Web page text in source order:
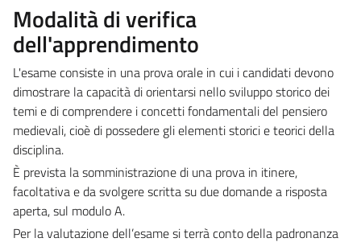
Modalità di verifica
dell'apprendimento
L'esame consiste in una prova orale in cui i candidati devono
dimostrare la capacità di orientarsi nello sviluppo storico dei
temi e di comprendere i concetti fondamentali del pensiero
medievali, cioè di possedere gli elementi storici e teorici della
disciplina.
È prevista la somministrazione di una prova in itinere,
facoltativa e da svolgere scritta su due domande a risposta
aperta, sul modulo A.
Per la valutazione dell’esame si terrà conto della padronanza